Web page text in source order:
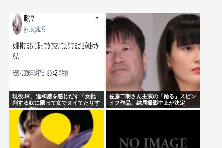
を考えるために1000ページもの法解釈書を読んだ」
3.11は『頑張ろう東北』ってなったのに、熊本地震で
は『頑張ろう九州』とならなかったのは何故なの
鈴木福「運転免許を取得しました！！ちゃんとMTだ
Powered by livedoor 相互RSS
現役JK、違和感を感じだす「女批
判する奴に限って女でヌイてたりす
るから意味わからなくなってきた
佐藤二朗さん主演の「踊る」スピン
オフ作品、結局撮影中止が決定
www